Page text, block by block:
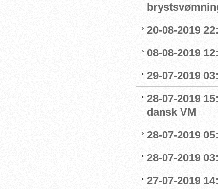
20-08-2019
08-08-2019
29-07-2019
28-07-2019
dansk VM
28-07-2019
28-07-2019
27-07-2019